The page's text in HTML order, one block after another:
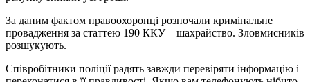
За даним фактом правоохоронці розпочали кримінальне
провадження за статтею 190 ККУ – шахрайство. Зловмисників
розшукують.
Співробітники поліції радять завжди перевіряти інформацію і